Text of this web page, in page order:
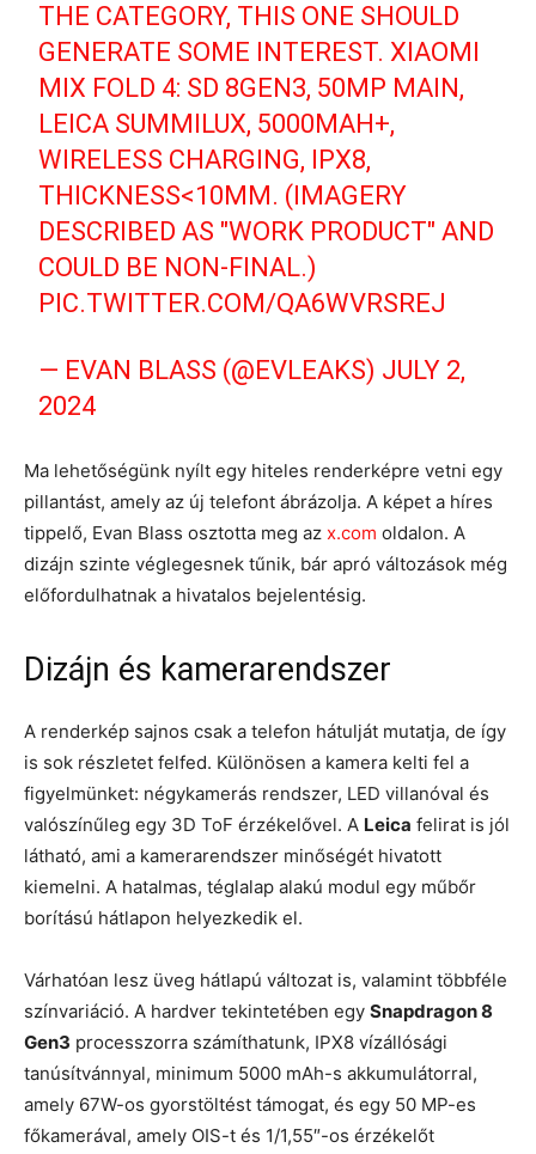
THE CATEGORY, THIS ONE SHOULD
GENERATE SOME INTEREST. XIAOMI
MIX FOLD 4: SD 8GEN3, 50MP MAIN,
LEICA SUMMILUX, 5000MAH+,
WIRELESS CHARGING, IPX8,
THICKNESS<10MM. (IMAGERY
DESCRIBED AS "WORK PRODUCT" AND
COULD BE NON-FINAL.)
PIC.TWITTER.COM/QA6WVRSREJ
— EVAN BLASS (@EVLEAKS) JULY 2,
2024
Ma lehetőségünk nyílt egy hiteles renderképre vetni egy
pillantást, amely az új telefont ábrázolja. A képet a híres
tippelő, Evan Blass osztotta meg az x.com oldalon. A
dizájn szinte véglegesnek tűnik, bár apró változások még
előfordulhatnak a hivatalos bejelentésig.
Dizájn és kamerarendszer
A renderkép sajnos csak a telefon hátulját mutatja, de így
is sok részletet felfed. Különösen a kamera kelti fel a
figyelmünket: négykamerás rendszer, LED villanóval és
valószínűleg egy 3D ToF érzékelővel. A Leica felirat is jól
látható, ami a kamerarendszer minőségét hivatott
kiemelni. A hatalmas, téglalap alakú modul egy műbőr
borítású hátlapon helyezkedik el.
Várhatóan lesz üveg hátlapú változat is, valamint többféle
színvariáció. A hardver tekintetében egy Snapdragon 8
Gen3 processzorra számíthatunk, IPX8 vízállósági
tanúsítvánnyal, minimum 5000 mAh-s akkumulátorral,
amely 67W-os gyorstöltést támogat, és egy 50 MP-es
főkamerával, amely OIS-t és 1/1,55″-os érzékelőt